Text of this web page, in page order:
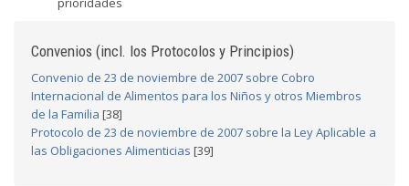
Convenios (incl. los Protocolos y Principios)
Convenio de 23 de noviembre de 2007 sobre Cobro
Internacional de Alimentos para los Niños y otros Miembros
de la Familia [38]
Protocolo de 23 de noviembre de 2007 sobre la Ley Aplicable a
las Obligaciones Alimenticias [39]